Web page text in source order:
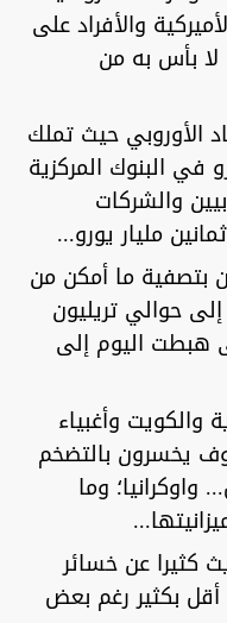
والأفراد على
بأس به من
الأوروبي حيث تملك
في البنوك المركزية
والشركات
مليار يورو...
بتصفية ما أمكن من
حوالي تريليون
هبطت اليوم إلى
والكويت وأغبياء
يخسرون بالتضخم
واوكرانيا؛ وما
كثيرا عن خسائر
أقل بكثير رغم بعض